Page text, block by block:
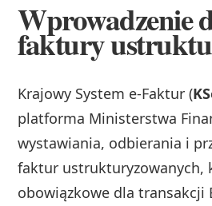
Wprowadzenie
faktury
Krajowy System e-Faktur (
platforma Ministerstwa
wystawiania, odbierania i
faktur ustrukturyzowanych,
obowiązkowe dla transakcji